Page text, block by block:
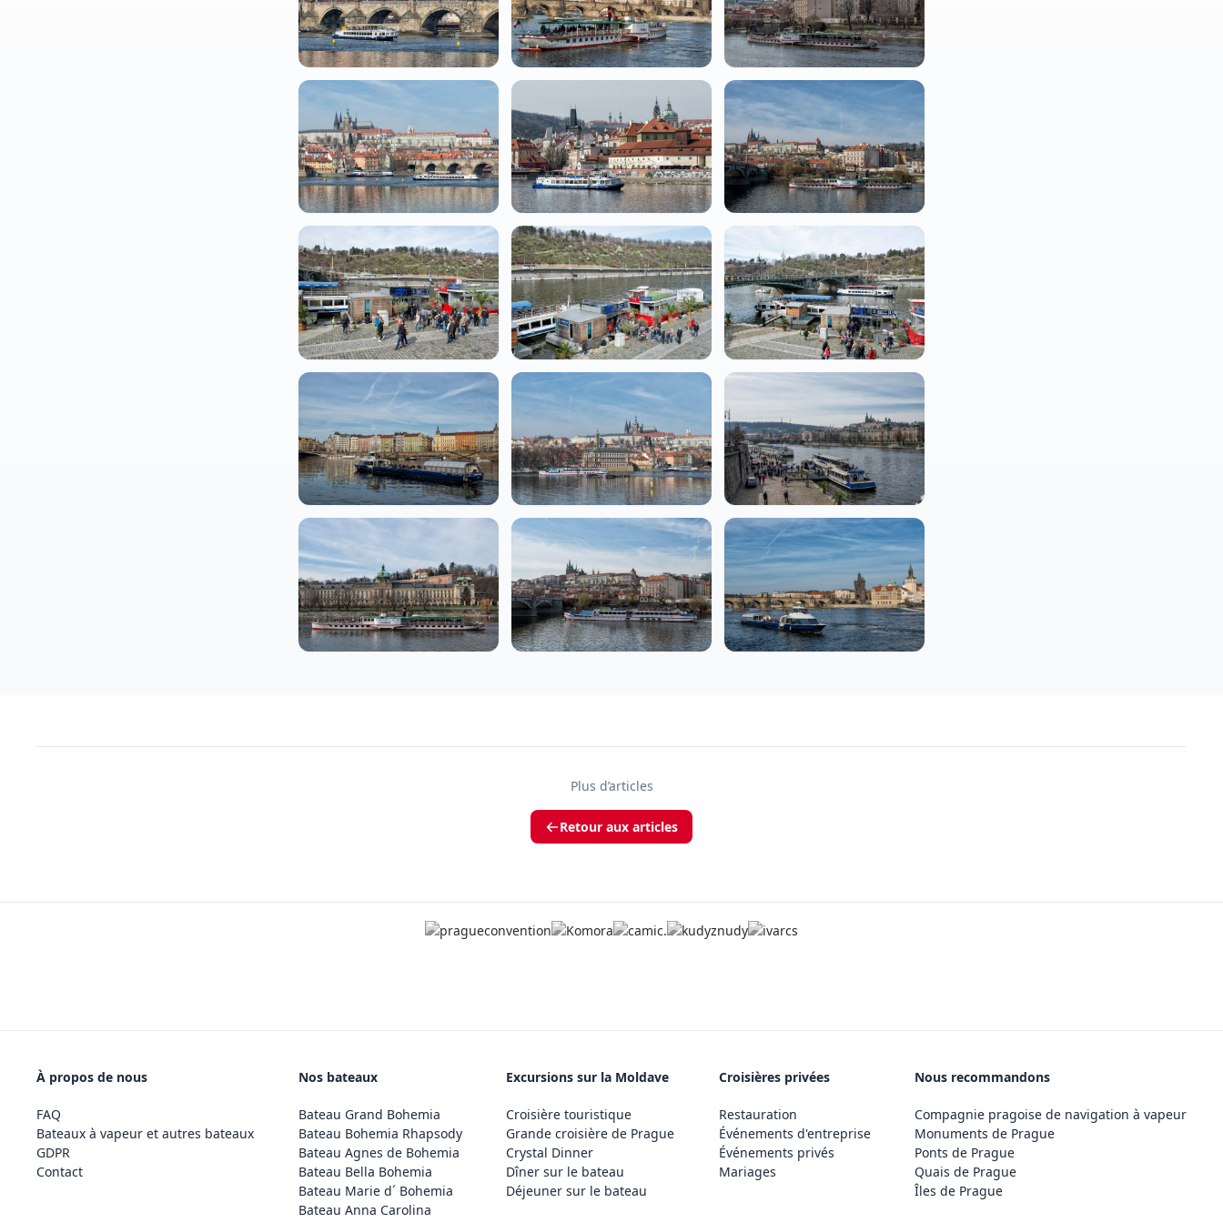
Plus d’articles
Retour aux articles
À propos de nous
FAQ
Bateaux à vapeur et autres bateaux
GDPR
Contact
Nos bateaux
Bateau Grand Bohemia
Bateau Bohemia Rhapsody
Bateau Agnes de Bohemia
Bateau Bella Bohemia
Bateau Marie d´ Bohemia
Bateau Anna Carolina
Excursions sur la Moldave
Croisière touristique
Grande croisière de Prague
Crystal Dinner
Dîner sur le bateau
Déjeuner sur le bateau
Croisières privées
Restauration
Événements d'entreprise
Événements privés
Mariages
Nous recommandons
Compagnie pragoise de navigation à vapeur
Monuments de Prague
Ponts de Prague
Quais de Prague
Îles de Prague